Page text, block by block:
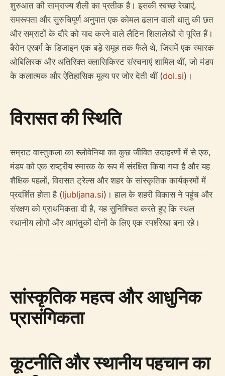
शुरुआत की साम्राज्य शैली का प्रतीक है। इसकी स्वच्छ रेखाएं,
समरूपता और सुरुचिपूर्ण अनुपात एक कोमल ढलान वाली धातु की छत
और सम्राटों के दौरे को याद करने वाले लैटिन शिलालेखों से पूरित हैं।
बैरोन एरबर्ग के डिजाइन एक बड़े समूह तक फैले थे, जिसमें एक स्मारक
ओबिलिस्क और अतिरिक्त क्लासिकिस्ट संरचनाएं शामिल थीं, जो मंडप
के कलात्मक और ऐतिहासिक मूल्य पर जोर देती थीं (dol.si)।
विरासत की स्थिति
सम्राट वास्तुकला का स्लोवेनिया का कुछ जीवित उदाहरणों में से एक,
मंडप को एक राष्ट्रीय स्मारक के रूप में संरक्षित किया गया है और यह
शैक्षिक पहलों, विरासत ट्रेल्स और शहर के सांस्कृतिक कार्यक्रमों में
प्रदर्शित होता है (ljubljana.si)। हाल के शहरी विकास ने पहुंच और
संरक्षण को प्राथमिकता दी है, यह सुनिश्चित करते हुए कि स्थल
स्थानीय लोगों और आगंतुकों दोनों के लिए एक स्पर्शरेखा बना रहे।
सांस्कृतिक महत्व और आधुनिक
प्रासंगिकता
कूटनीति और स्थानीय पहचान का